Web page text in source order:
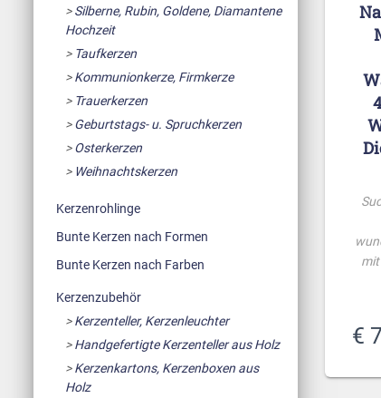
Silberne, Rubin, Goldene, Diamantene
Hochzeit
Taufkerzen
Kommunionkerze, Firmkerze
Trauerkerzen
Geburtstags- u. Spruchkerzen
Osterkerzen
Weihnachtskerzen
Kerzenrohlinge
Bunte Kerzen nach Formen
Bunte Kerzen nach Farben
Kerzenzubehör
Kerzenteller, Kerzenleuchter
Handgefertigte Kerzenteller aus Holz
Kerzenkartons, Kerzenboxen aus
Holz
mit
€